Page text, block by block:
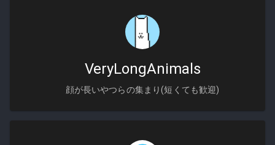
VeryLongAnimals
顔が長いやつらの集まり(短くても歓迎)